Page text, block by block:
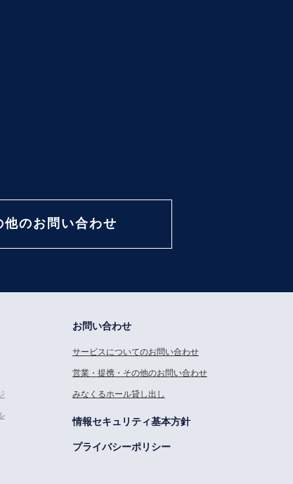
のお問い合わせ
お問い合わせ
サービスについてのお問い合わせ
営業・提携・その他のお問い合わせ
みなくるホール貸し出し
情報セキュリティ基本方針
プライバシーポリシー